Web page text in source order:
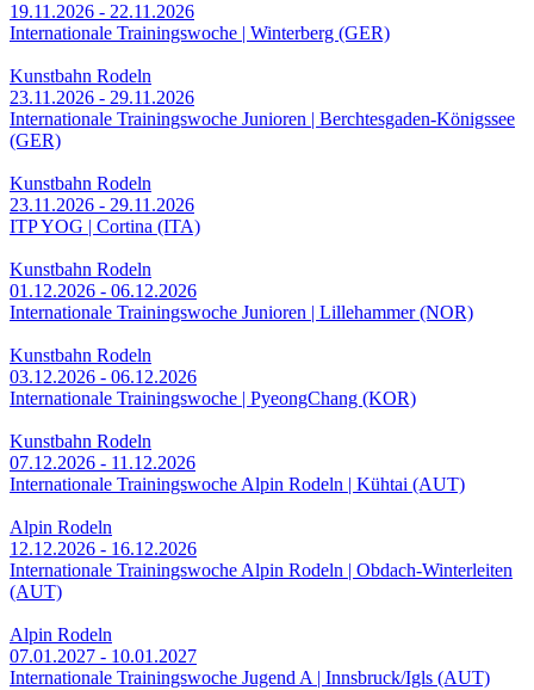
19.11.2026 - 22.11.2026
Internationale Trainingswoche | Winterberg (GER)
Kunstbahn Rodeln
23.11.2026 - 29.11.2026
Internationale Trainingswoche Junioren | Berchtesgaden-Königssee
(GER)
Kunstbahn Rodeln
23.11.2026 - 29.11.2026
ITP YOG | Cortina (ITA)
Kunstbahn Rodeln
01.12.2026 - 06.12.2026
Internationale Trainingswoche Junioren | Lillehammer (NOR)
Kunstbahn Rodeln
03.12.2026 - 06.12.2026
Internationale Trainingswoche | PyeongChang (KOR)
Kunstbahn Rodeln
07.12.2026 - 11.12.2026
Internationale Trainingswoche Alpin Rodeln | Kühtai (AUT)
Alpin Rodeln
12.12.2026 - 16.12.2026
Internationale Trainingswoche Alpin Rodeln | Obdach-Winterleiten
(AUT)
Alpin Rodeln
07.01.2027 - 10.01.2027
Internationale Trainingswoche Jugend A | Innsbruck/Igls (AUT)